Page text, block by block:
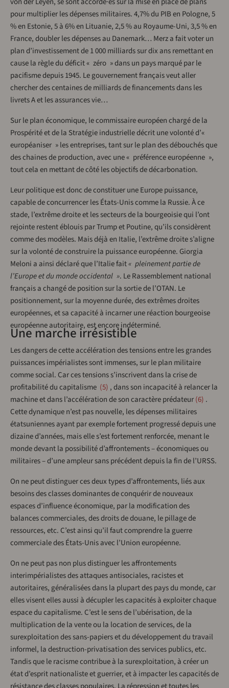
pour multiplier les dépenses militaires. 4,7% du PIB en Pologne, 5
% en Estonie, 5 à 6% en Lituanie, 2,5 % au Royaume-Uni, 3,5 % en
France, doubler les dépenses au Danemark… Merz a fait voter un
plan d’investissement de 1 000 milliards sur dix ans remettant en
cause la règle du déficit « zéro » dans un pays marqué par le
pacifisme depuis 1945. Le gouvernement français veut aller
chercher des centaines de milliards de financements dans les
livrets A et les assurances vie…
Sur le plan économique, le commissaire européen chargé de la
Prospérité et de la Stratégie industrielle décrit une volonté d’«
européaniser » les entreprises, tant sur le plan des débouchés que
des chaines de production, avec une « préférence européenne »,
tout cela en mettant de côté les objectifs de décarbonation.
Leur politique est donc de constituer une Europe puissance,
capable de concurrencer les États-Unis comme la Russie. À ce
stade, l’extrême droite et les secteurs de la bourgeoisie qui l’ont
rejointe restent éblouis par Trump et Poutine, qu’ils considèrent
comme des modèles. Mais déjà en Italie, l’extrême droite s’aligne
sur la volonté de construire la puissance européenne. Giorgia
Meloni a ainsi déclaré que l’Italie fait« pleinement partie de
l’Europe et du monde occidental ». Le Rassemblement national
français a changé de position sur la sortie de l’OTAN. Le
positionnement, sur la moyenne durée, des extrêmes droites
européennes, et sa capacité à incarner une réaction bourgeoise
européenne autoritaire, est encore indéterminé.
Une marche irrésistible
Les dangers de cette accélération des tensions entre les grandes
puissances impérialistes sont immenses, sur le plan militaire
comme social. Car ces tensions s’inscrivent dans la crise de
profitabilité du capitalisme 5 , dans son incapacité à relancer la
machine et dans l’accélération de son caractère prédateur 6 .
Cette dynamique n’est pas nouvelle, les dépenses militaires
étatsuniennes ayant par exemple fortement progressé depuis une
dizaine d’années, mais elle s’est fortement renforcée, menant le
monde devant la possibilité d’affrontements – économiques ou
militaires – d’une ampleur sans précédent depuis la fin de l’URSS.
On ne peut distinguer ces deux types d’affrontements, liés aux
besoins des classes dominantes de conquérir de nouveaux
espaces d’influence économique, par la modification des
balances commerciales, des droits de douane, le pillage de
ressources, etc. C’est ainsi qu’il faut comprendre la guerre
commerciale des États-Unis avec l’Union européenne.
On ne peut pas non plus distinguer les affrontements
interimpérialistes des attaques antisociales, racistes et
autoritaires, généralisées dans la plupart des pays du monde, car
elles visent elles aussi à décupler les capacités à exploiter chaque
espace du capitalisme. C’est le sens de l’ubérisation, de la
multiplication de la vente ou la location de services, de la
surexploitation des sans-papiers et du développement du travail
informel, la destruction-privatisation des services publics, etc.
Tandis que le racisme contribue à la surexploitation, à créer un
état d’esprit nationaliste et guerrier, et à impacter les capacités de